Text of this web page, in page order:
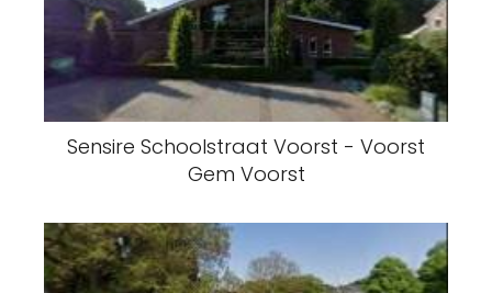
Sensire Schoolstraat Voorst - Voorst
Gem Voorst